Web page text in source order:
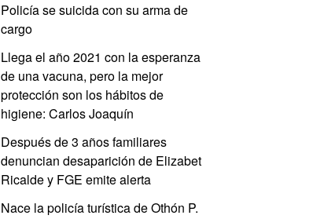
Policía se suicida con su arma de
cargo
Llega el año 2021 con la esperanza
de una vacuna, pero la mejor
protección son los hábitos de
higiene: Carlos Joaquín
Después de 3 años familiares
denuncian desaparición de Elizabet
Ricalde y FGE emite alerta
Nace la policía turística de Othón P.